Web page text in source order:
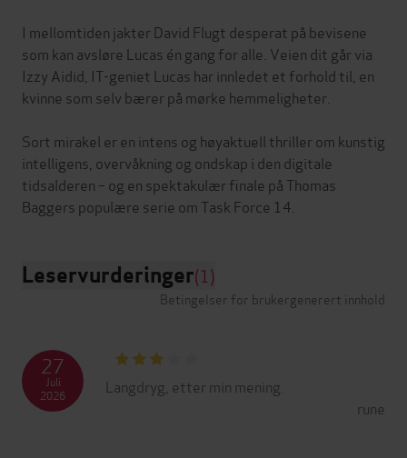
I mellomtiden jakter David Flugt desperat på bevisene
som kan avsløre Lucas én gang for alle. Veien dit går via
Izzy Aidid, IT-geniet Lucas har innledet et forhold til, en
kvinne som selv bærer på mørke hemmeligheter.
Sort mirakel er en intens og høyaktuell thriller om kunstig
intelligens, overvåkning og ondskap i den digitale
tidsalderen – og en spektakulær finale på Thomas
Leservurderinger(1)
Betingelser for brukergenerert innhold
Langdryg, etter min mening.
rune
27
Juli
2026